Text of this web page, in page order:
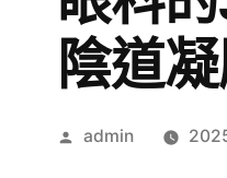
陰道
作
admin